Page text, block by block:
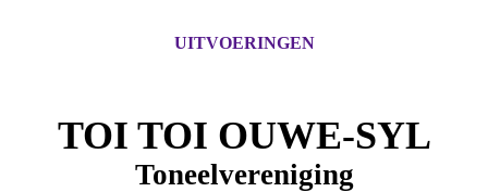
UITVOERINGEN
TOI TOI OUWE-SYL
Toneelvereniging